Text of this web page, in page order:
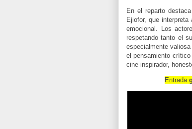
En el reparto destaca
Ejiofor, que
emocional. Los
respetando tanto el
especialmente
el pensamiento
cine inspirador,
Entrada